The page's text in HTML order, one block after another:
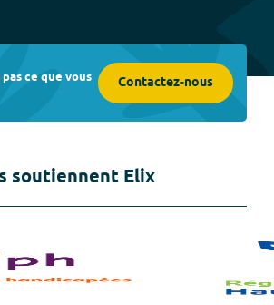
ce que vous Contactez-nous
soutiennent Elix